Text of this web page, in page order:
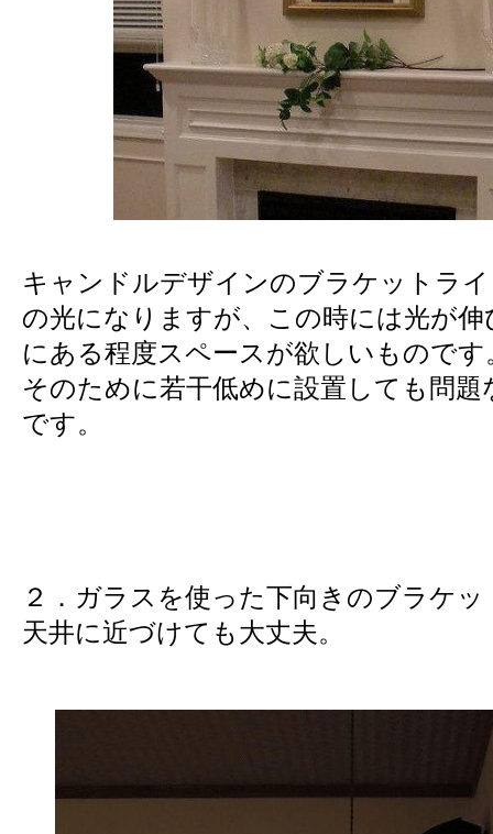
キャンドルデザインのブラケットラ
の光になりますが、この時には光が伸
にある程度スペースが欲しいものです
そのために若干低めに設置しても問
です。
２．ガラスを使った下向きのブラケ
天井に近づけても大丈夫。